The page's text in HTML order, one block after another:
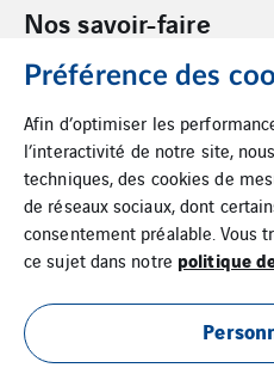
Nos savoir-faire
Nous rejoindre
Mentions légales
Cookies
Préférence des
Afin d’optimiser les
l’interactivité de notre site,
techniques, des cookies de
de réseaux sociaux, dont
consentement préalable. Vous
ce sujet dans notre politique